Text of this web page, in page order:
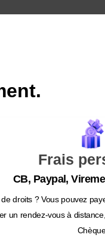
Frais
CB, Paypal,
droits ? Vous pouvez
un rendez-vous à